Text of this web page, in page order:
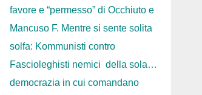
favore e “permesso” di Occhiuto e
Mancuso F. Mentre si sente solita
solfa: Kommunisti contro
Fascioleghisti nemici della sola…
democrazia in cui comandano